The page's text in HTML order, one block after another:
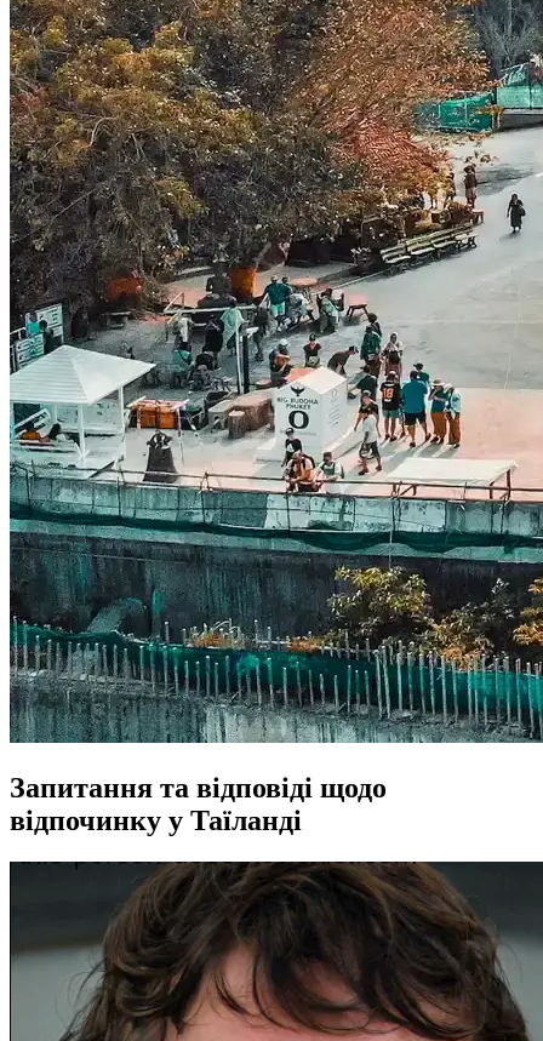
Запитання та відповіді щодо
відпочинку у Таїланді